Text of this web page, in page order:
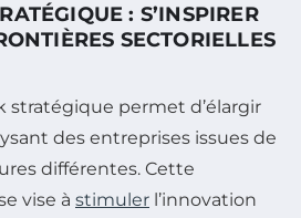
: S’INSPIRER
SECTORIELLES
stratégique permet d’élargir
des entreprises issues de
différentes. Cette
vise à stimuler l’innovation